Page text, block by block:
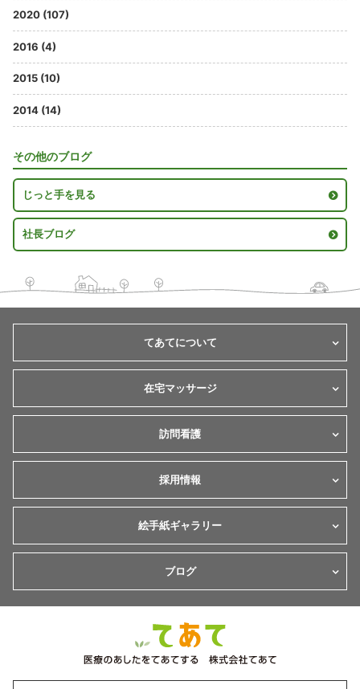
2020 (107)
2016 (4)
2015 (10)
2014 (14)
その他のブログ
じっと手を見る
社長ブログ
てあてについて
在宅マッサージ
訪問看護
採用情報
絵手紙ギャラリー
ブログ